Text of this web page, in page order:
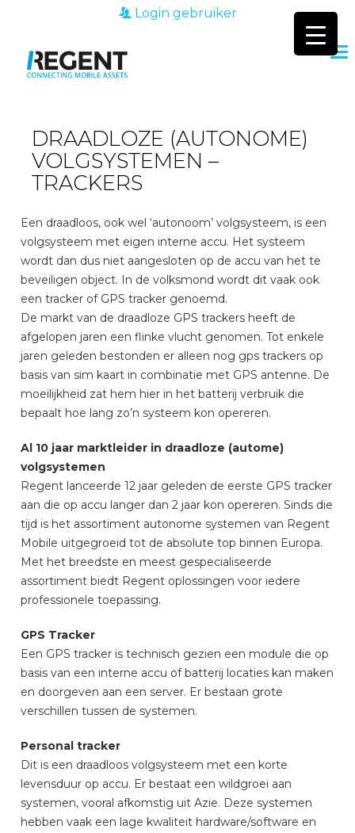
Login gebruiker
DRAADLOZE (AUTONOME)
VOLGSYSTEMEN –
TRACKERS
Een draadloos, ook wel ‘autonoom’ volgsysteem, is een
volgsysteem met eigen interne accu. Het systeem
wordt dan dus niet aangesloten op de accu van het te
beveiligen object. In de volksmond wordt dit vaak ook
een tracker of GPS tracker genoemd.
De markt van de draadloze GPS trackers heeft de
afgelopen jaren een flinke vlucht genomen. Tot enkele
jaren geleden bestonden er alleen nog gps trackers op
basis van sim kaart in combinatie met GPS antenne. De
moeilijkheid zat hem hier in het batterij verbruik die
bepaalt hoe lang zo’n systeem kon opereren.
Al 10 jaar marktleider in draadloze (autome)
volgsystemen
Regent lanceerde 12 jaar geleden de eerste GPS tracker
aan die op accu langer dan 2 jaar kon opereren. Sinds die
tijd is het assortiment autonome systemen van Regent
Mobile uitgegroeid tot de absolute top binnen Europa.
Met het breedste en meest gespecialiseerde
assortiment biedt Regent oplossingen voor iedere
professionele toepassing.
GPS Tracker
Een GPS tracker is technisch gezien een module die op
basis van een interne accu of batterij locaties kan maken
en doorgeven aan een server. Er bestaan grote
verschillen tussen de systemen.
Personal tracker
Dit is een draadloos volgsysteem met een korte
levensduur op accu. Er bestaat een wildgroei aan
systemen, vooral afkomstig uit Azie. Deze systemen
hebben vaak een lage kwaliteit hardware/software en